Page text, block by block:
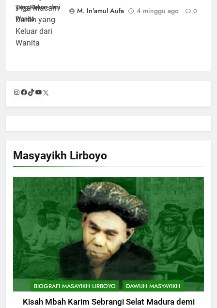
yang Keluar dari
Wanita
M. In'amul Aufa
4 minggu ago 0
Instagram
Facebook
TikTok
YouTube
Masyayikh Lirboyo
BIOGRAFI MASAYIKH LIRBOYO DAWUH MASYAYIKH
Kisah Mbah Karim Sebrangi Selat Madura demi